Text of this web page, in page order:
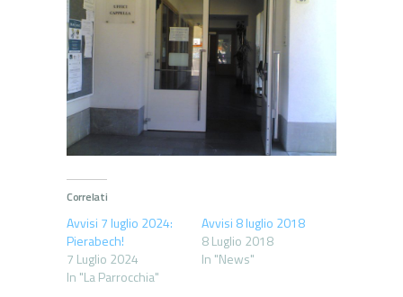
Correlati
Avvisi 7 luglio 2024:
Pierabech!
7 Luglio 2024
In "La Parrocchia"
Avvisi 8 luglio 2018
8 Luglio 2018
In "News"